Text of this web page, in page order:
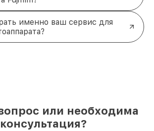
именно ваш сервис для
или необходима
консультация?